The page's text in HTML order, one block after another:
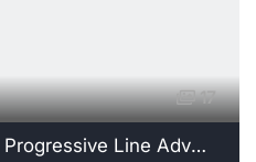
17
Mercedes-Benz A 180 Progressive Line Advanced